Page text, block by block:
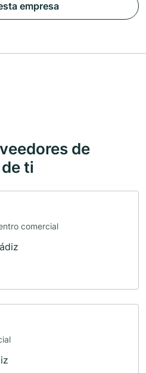
empresa
de
ti
comercial